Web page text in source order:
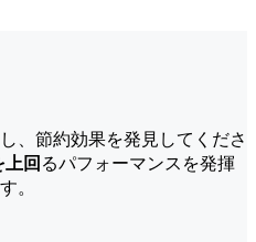
、節約効果を発見してくださ
上回るパフォーマンスを発揮
。